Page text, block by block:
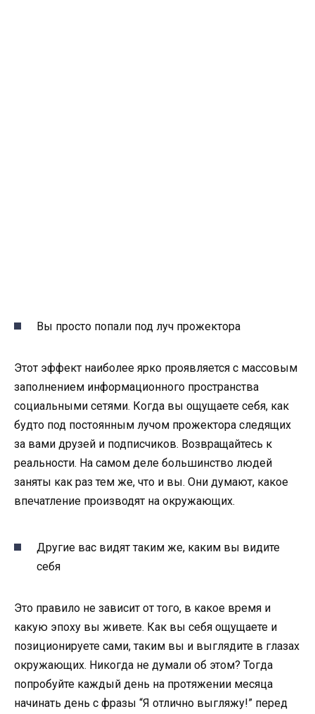
Вы просто попали под луч прожектора
Этот эффект наиболее ярко проявляется с массовым
заполнением информационного пространства
социальными сетями. Когда вы ощущаете себя, как
будто под постоянным лучом прожектора следящих
за вами друзей и подписчиков. Возвращайтесь к
реальности. На самом деле большинство людей
заняты как раз тем же, что и вы. Они думают, какое
впечатление производят на окружающих.
Другие вас видят таким же, каким вы видите
себя
Это правило не зависит от того, в какое время и
какую эпоху вы живете. Как вы себя ощущаете и
позиционируете сами, таким вы и выглядите в глазах
окружающих. Никогда не думали об этом? Тогда
попробуйте каждый день на протяжении месяца
начинать день с фразы “Я отлично выгляжу!” перед